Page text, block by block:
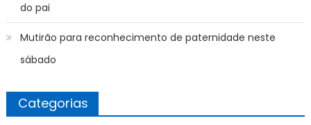
do pai
Mutirão para reconhecimento de paternidade neste
sábado
Categorias